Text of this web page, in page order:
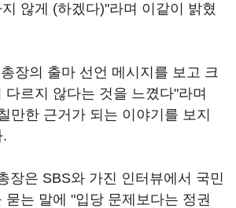
않게 (하겠다)"라며 이같이 밝혔
장의 출마 선언 메시지를 보고 크
다르지 않다는 것을 느꼈다"라며
만한 근거가 되는 이야기를 보지
장은 SBS와 가진 인터뷰에서 국민
묻는 말에 "입당 문제보다는 정권